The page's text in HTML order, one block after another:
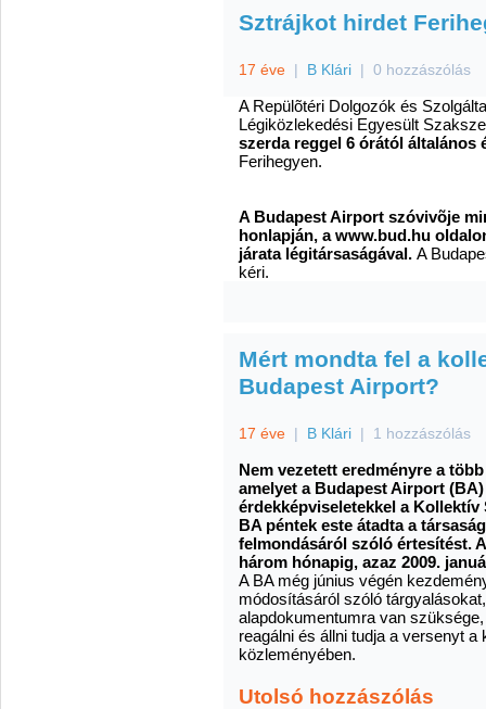
Sztrájkot hirdet
17 éve | B Klári | 0 hozzászólás
ARepülõtéri Dolgozók és
Légiközlekedési Egyesült
szerda reggel 6 órától általános
Ferihegyen.
A Budapest Airport szóvivõje
honlapján, a www.bud.hu
járata légitársaságával. A
kéri.
Mért mondta fel a
Budapest Airport?
17 éve | B Klári | 1 hozzászólás
Nem vezetett eredményre a
amelyet a Budapest Airport
érdekképviseletekkel a
BA péntek este átadta a
felmondásáról szóló értesítést.
három hónapig, azaz 2009.
A BA még június végén
módosításáról szóló
alapdokumentumra van
reagálni és állni tudja a versenyt
közleményében.
Utolsó hozzászólás